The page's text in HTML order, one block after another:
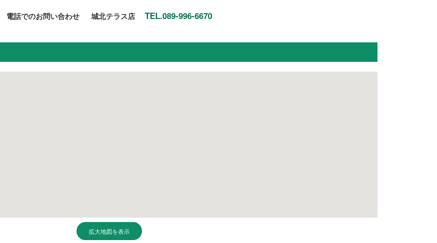
電話でのお問い合わせ 城北テラス店 TEL.089-996-6670
拡大地図を表示